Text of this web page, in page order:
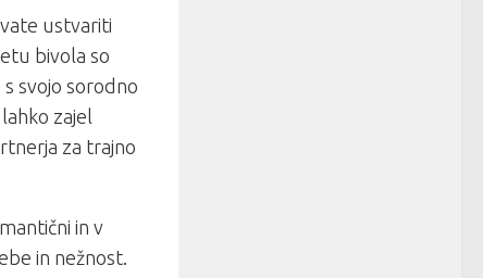
ustvariti
bivola so
svojo sorodno
zajel
za trajno
in v
in nežnost.